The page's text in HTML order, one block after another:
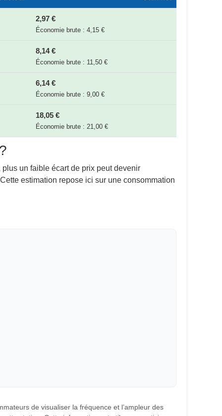
2,97 €
Économie brute : 4,15 €
8,14 €
Économie brute : 11,50 €
6,14 €
Économie brute : 9,00 €
18,05 €
Économie brute : 21,00 €
un faible écart de prix peut devenir
estimation repose ici sur une consommation
de visualiser la fréquence et l’ampleur des